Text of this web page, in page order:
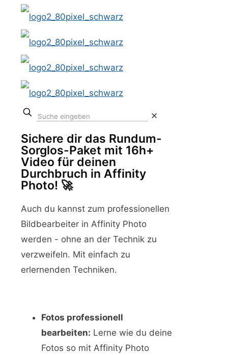
✕
Sichere dir das Rundum-
Sorglos-Paket mit 16h+
Video für deinen
Durchbruch in Affinity
Photo! 🚀
Auch du kannst zum professionellen
Bildbearbeiter in Affinity Photo
werden - ohne an der Technik zu
verzweifeln. Mit einfach zu
erlernenden Techniken.
Fotos professionell
bearbeiten: Lerne wie du deine
Fotos so mit Affinity Photo